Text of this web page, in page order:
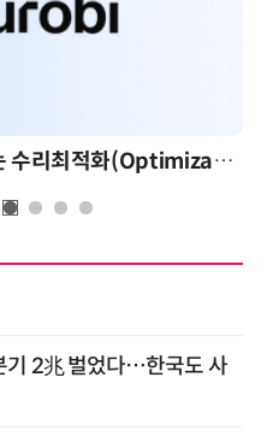
AI 시대의 의사결정을 바꾸는 수리최적화(Optimization): 실제 산업 적용 사례와 활용 전략
기 2兆 벌었다…한국도 사